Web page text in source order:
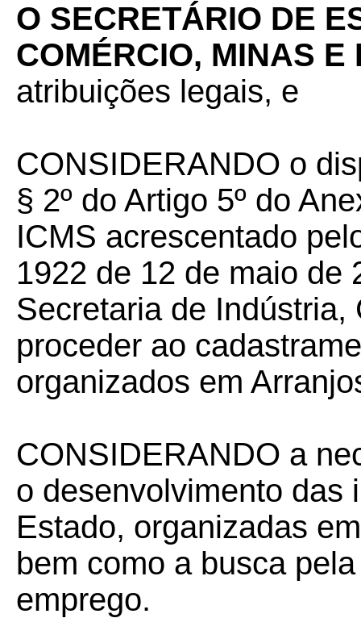
O SECRETÁRIO DE
COMÉRCIO, MINAS E
atribuições legais, e
CONSIDERANDO o
§ 2º do Artigo 5º do
ICMS acrescentado
1922 de 12 de maio de
Secretaria de
proceder ao
organizados em
CONSIDERANDO a
o desenvolvimento das
Estado, organizadas
bem como a busca
emprego.